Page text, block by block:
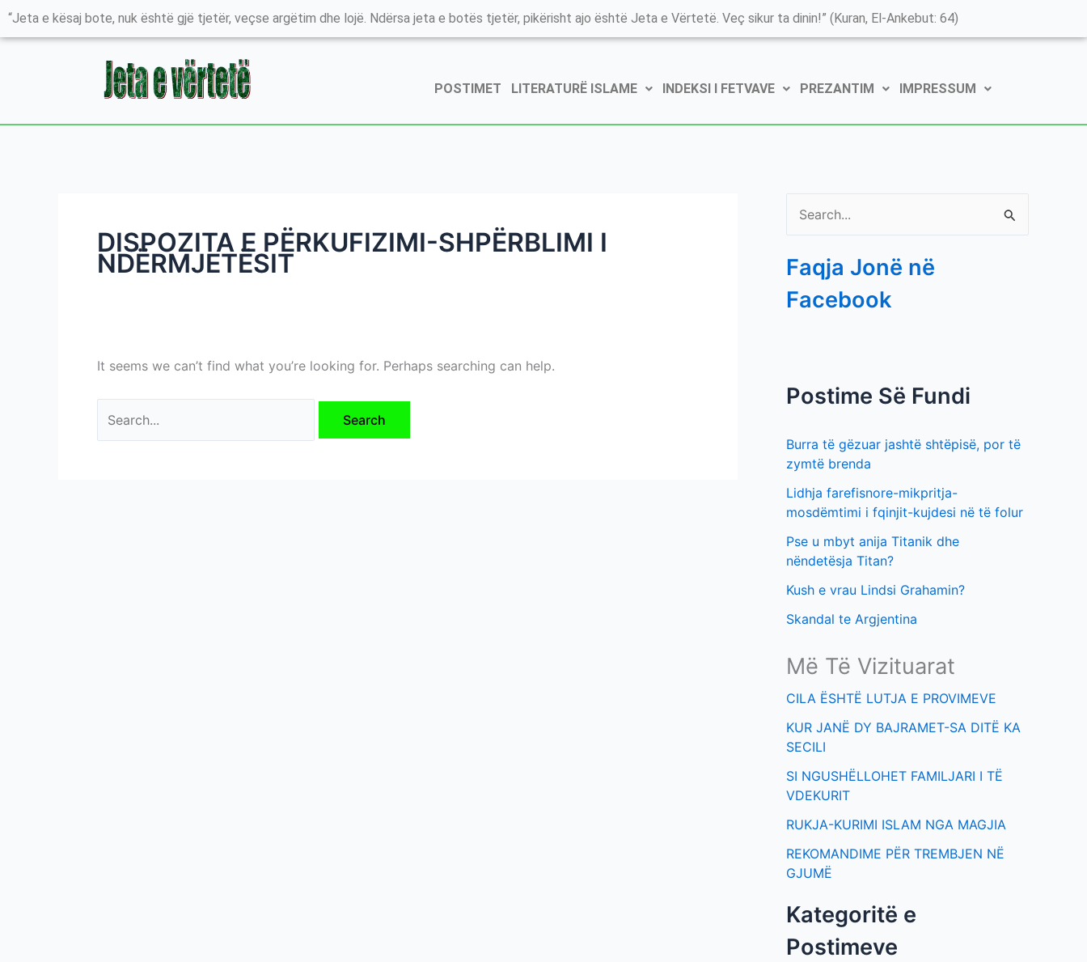
Skip
“Jeta e kësaj bote, nuk është gjë tjetër, veçse argëtim dhe lojë. Ndërsa jeta e botës tjetër, pikërisht ajo është Jeta e Vërtetë. Veç sikur ta dinin!” (Kuran, El-Ankebut: 64)
POSTIMET LITERATURË ISLAME INDEKSI I FETVAVE PREZANTIM IMPRESSUM
DISPOZITA E PËRKUFIZIMI-SHPËRBLIMI I
NDËRMJETËSIT
It seems we can’t find what you’re looking for. Perhaps searching can help.
Search
a
r
o
:
Faqja Jonë në
Facebook
Postime Së Fundi
Burra të gëzuar jashtë shtëpisë, por të
zymtë brenda
Lidhja farefisnore-mikpritja-
mosdëmtimi i fqinjit-kujdesi në të folur
Pse u mbyt anija Titanik dhe
nëndetësja Titan?
Kush e vrau Lindsi Grahamin?
Skandal te Argjentina
Më Të Vizituarat
CILA ËSHTË LUTJA E PROVIMEVE
KUR JANË DY BAJRAMET-SA DITË KA
SECILI
SI NGUSHËLLOHET FAMILJARI I TË
VDEKURIT
RUKJA-KURIMI ISLAM NGA MAGJIA
REKOMANDIME PËR TREMBJEN NË
GJUMË
Kategoritë e
Postimeve
K
a
e
i
e
P
i
e